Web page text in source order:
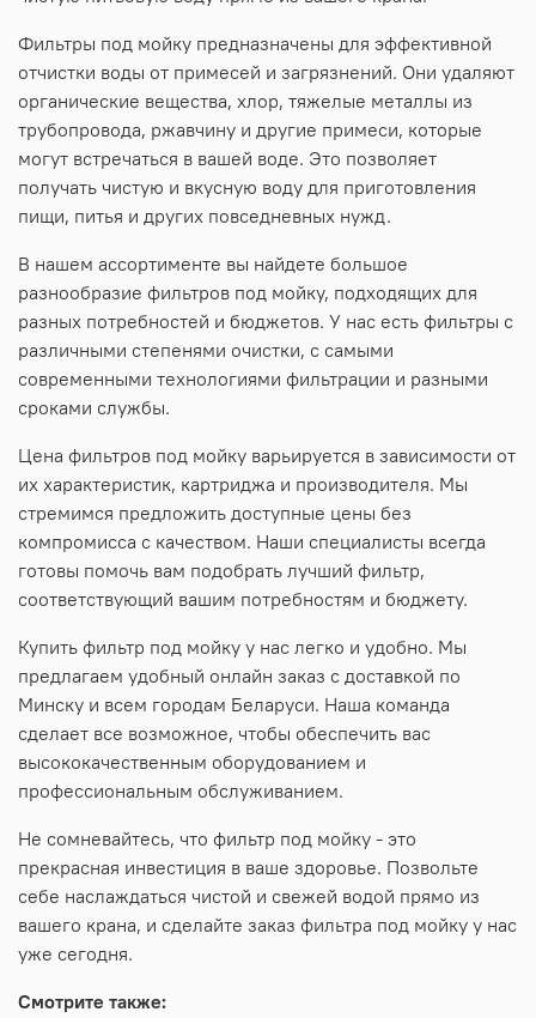
Фильтры под мойку предназначены для эффективной
отчистки воды от примесей и загрязнений. Они удаляют
органические вещества, хлор, тяжелые металлы из
трубопровода, ржавчину и другие примеси, которые
могут встречаться в вашей воде. Это позволяет
получать чистую и вкусную воду для приготовления
пищи, питья и других повседневных нужд.
В нашем ассортименте вы найдете большое
разнообразие фильтров под мойку, подходящих для
разных потребностей и бюджетов. У нас есть фильтры с
различными степенями очистки, с самыми
современными технологиями фильтрации и разными
сроками службы.
Цена фильтров под мойку варьируется в зависимости от
их характеристик, картриджа и производителя. Мы
стремимся предложить доступные цены без
компромисса с качеством. Наши специалисты всегда
готовы помочь вам подобрать лучший фильтр,
соответствующий вашим потребностям и бюджету.
Купить фильтр под мойку у нас легко и удобно. Мы
предлагаем удобный онлайн заказ с доставкой по
Минску и всем городам Беларуси. Наша команда
сделает все возможное, чтобы обеспечить вас
высококачественным оборудованием и
профессиональным обслуживанием.
Не сомневайтесь, что фильтр под мойку - это
прекрасная инвестиция в ваше здоровье. Позвольте
себе наслаждаться чистой и свежей водой прямо из
вашего крана, и сделайте заказ фильтра под мойку у нас
уже сегодня.
Смотрите также: